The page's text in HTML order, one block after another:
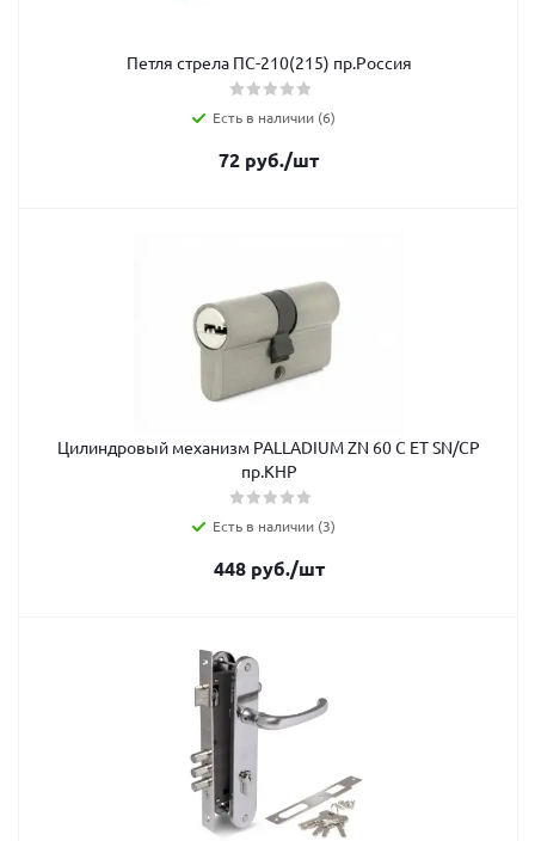
Петля стрела ПС-210(215) пр.Россия
Есть в наличии (6)
72 руб./шт
Цилиндровый механизм PALLADIUM ZN 60 C ET SN/CP
пр.КНР
Есть в наличии (3)
448руб./шт